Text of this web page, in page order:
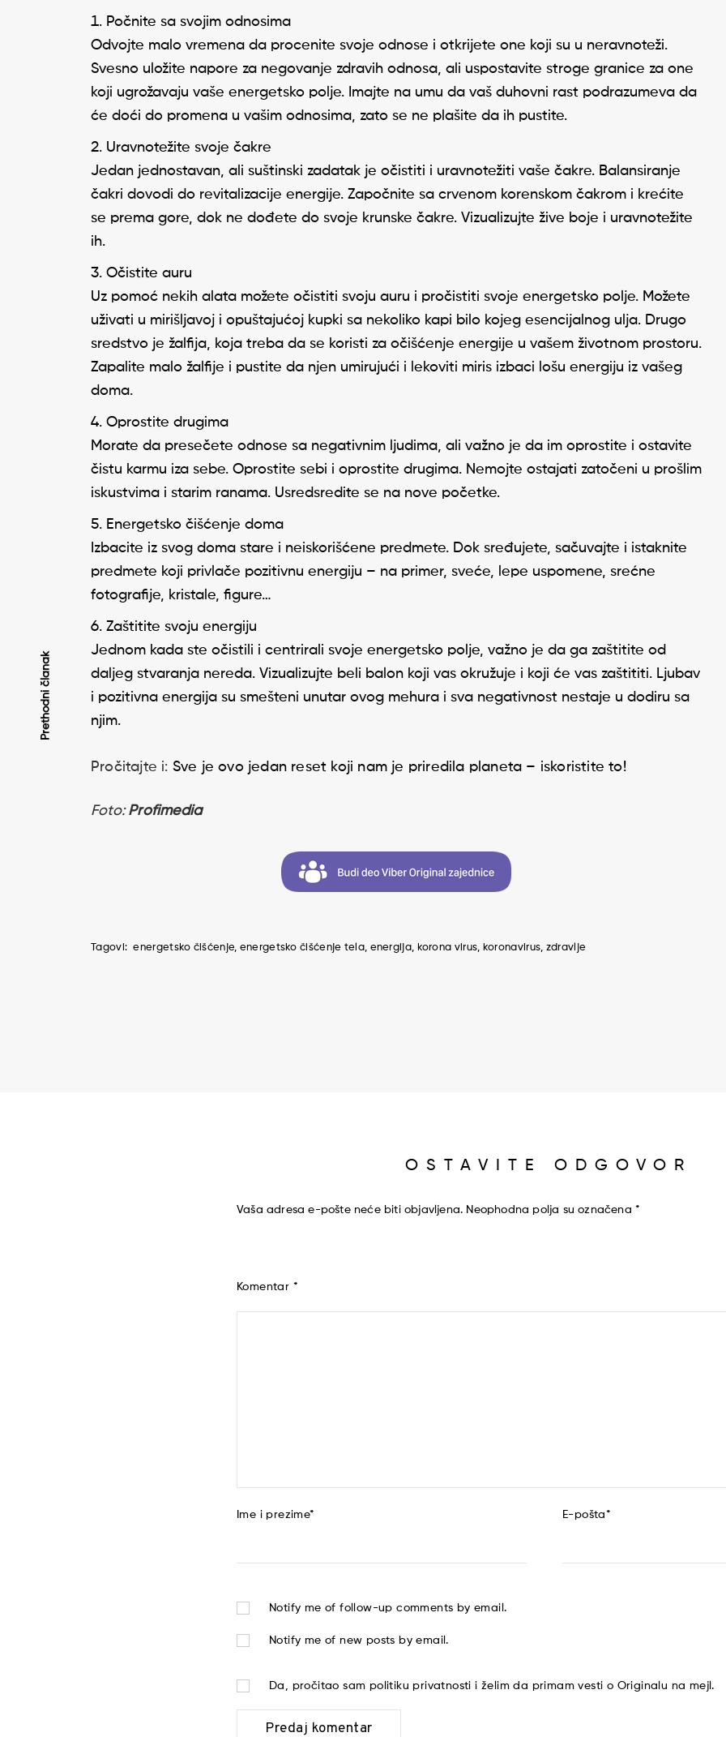
Počnite sa svojim odnosima
Odvojte malo vremena da procenite svoje odnose i otkrijete one koji su u neravnoteži.
Svesno uložite napore za negovanje zdravih odnosa, ali uspostavite stroge granice za one
koji ugrožavaju vaše energetsko polje. Imajte na umu da vaš duhovni rast podrazumeva da
će doći do promena u vašim odnosima, zato se ne plašite da ih pustite.
Uravnotežite svoje čakre
Jedan jednostavan, ali suštinski zadatak je očistiti i uravnotežiti vaše čakre. Balansiranje
čakri dovodi do revitalizacije energije. Započnite sa crvenom korenskom čakrom i krećite
se prema gore, dok ne dođete do svoje krunske čakre. Vizualizujte žive boje i uravnotežite
ih.
Očistite auru
Uz pomoć nekih alata možete očistiti svoju auru i pročistiti svoje energetsko polje. Možete
uživati u mirišljavoj i opuštajućoj kupki sa nekoliko kapi bilo kojeg esencijalnog ulja. Drugo
sredstvo je žalfija, koja treba da se koristi za očišćenje energije u vašem životnom prostoru.
Zapalite malo žalfije i pustite da njen umirujući i lekoviti miris izbaci lošu energiju iz vašeg
doma.
Oprostite drugima
Morate da presečete odnose sa negativnim ljudima, ali važno je da im oprostite i ostavite
čistu karmu iza sebe. Oprostite sebi i oprostite drugima. Nemojte ostajati zatočeni u prošlim
iskustvima i starim ranama. Usredsredite se na nove početke.
Energetsko čišćenje doma
Izbacite iz svog doma stare i neiskorišćene predmete. Dok sređujete, sačuvajte i istaknite
predmete koji privlače pozitivnu energiju – na primer, sveće, lepe uspomene, srećne
fotografije, kristale, figure…
Zaštitite svoju energiju
Jednom kada ste očistili i centrirali svoje energetsko polje, važno je da ga zaštitite od
daljeg stvaranja nereda. Vizualizujte beli balon koji vas okružuje i koji će vas zaštititi. Ljubav
i pozitivna energija su smešteni unutar ovog mehura i sva negativnost nestaje u dodiru sa
njim.
Pročitajte i: Sve je ovo jedan reset koji nam je priredila planeta – iskoristite to!
Foto:Profimedia
Tagovi: energetsko čišćenje energetsko čišćenje tela energija korona virus koronavirus zdravlje
Kretanje
članaka
Prethodni članak
OSTAVITE ODGOVOR
Vaša adresa e-pošte neće biti objavljena. Neophodna polja su označena*
Komentar *
Ime i prezime* E-pošta*
Notify me of follow-up comments by email.
Notify me of new posts by email.
Da, pročitao sam politiku privatnosti i želim da primam vesti o Originalu na mejl.